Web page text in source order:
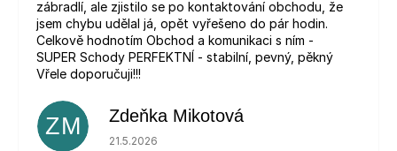
zábradlí, ale zjistilo se po kontaktování obchodu, že
jsem chybu udělal já, opět vyřešeno do pár hodin.
Celkově hodnotím Obchod a komunikaci s ním -
SUPER Schody PERFEKTNÍ - stabilní, pevný, pěkný
Vřele doporučuji!!!
ZM Zdeňka Mikotová
Hodnocení obchodu je 5 z 5 hvězdiček.
21.5.2026